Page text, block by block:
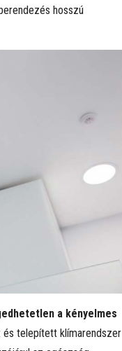
hosszú
a kényelmes
és telepített klímarendszer